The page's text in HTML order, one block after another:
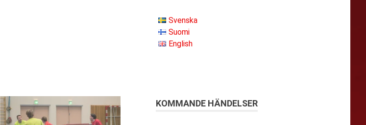
Svenska
Suomi
English
KOMMANDE HÄNDELSER